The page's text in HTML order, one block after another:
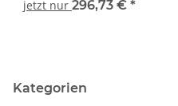
GRAU
jetzt nur 296,73 € *
Kategorien